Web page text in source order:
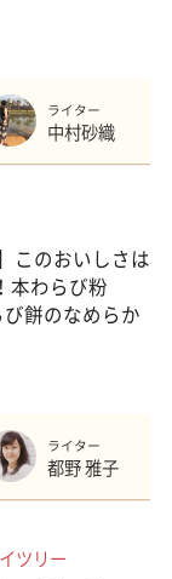
ライター
中村砂織
このおいしさは
本わらび粉
餅のなめらか
ライター
都野 雅子
ツリー